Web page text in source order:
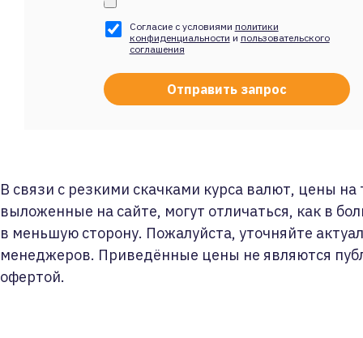
Согласие с условиями политики
конфиденциальности и пользовательского
соглашения
В связи с резкими скачками курса валют, цены на
выложенные на сайте, могут отличаться, как в
в меньшую сторону. Пожалуйста, уточняйте
менеджеров. Приведённые цены не являются
офертой.